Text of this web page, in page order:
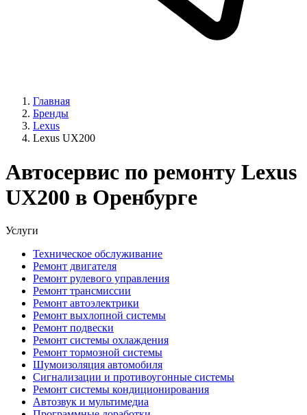
Главная
Бренды
Lexus
Lexus UX200
Автосервис по ремонту Lexus
UX200 в Оренбурге
Услуги
Техническое обслуживание
Ремонт двигателя
Ремонт рулевого управления
Ремонт трансмиссии
Ремонт автоэлектрики
Ремонт выхлопной системы
Ремонт подвески
Ремонт системы охлаждения
Ремонт тормозной системы
Шумоизоляция автомобиля
Сигнализации и противоугонные системы
Ремонт системы кондиционирования
Автозвук и мультимедиа